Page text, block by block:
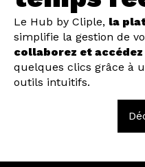
Le Hub by Cliple, la
simplifie la gestion de
collaborez et accédez
quelques clics grâce à
outils intuitifs.